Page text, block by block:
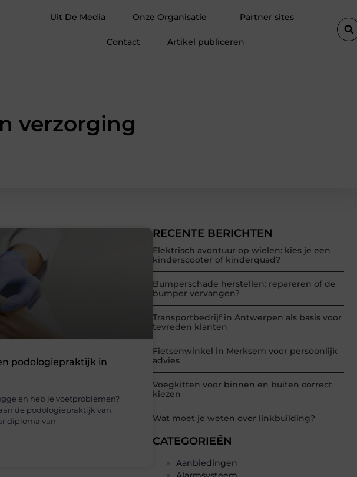
tevreden klanten
Uit De Media Onze Organisatie Partner sites
Contact Artikel publiceren
verzorging
RECENTE BERICHTEN
Elektrisch avontuur op wielen: kies je een
kinderscooter of kinderquad?
Bumperschade herstellen: repareren of de
bumper vervangen?
Transportbedrijf in Antwerpen als basis voor
tevreden klanten
Fietsenwinkel in Merksem voor persoonlijk
advies
Voegkitten voor binnen en buiten correct
kiezen
Wat moet je weten over linkbuilding?
CATEGORIEËN
Aanbiedingen
podologiepraktijk in
en heb je voetproblemen?
de podologiepraktijk van
diploma van